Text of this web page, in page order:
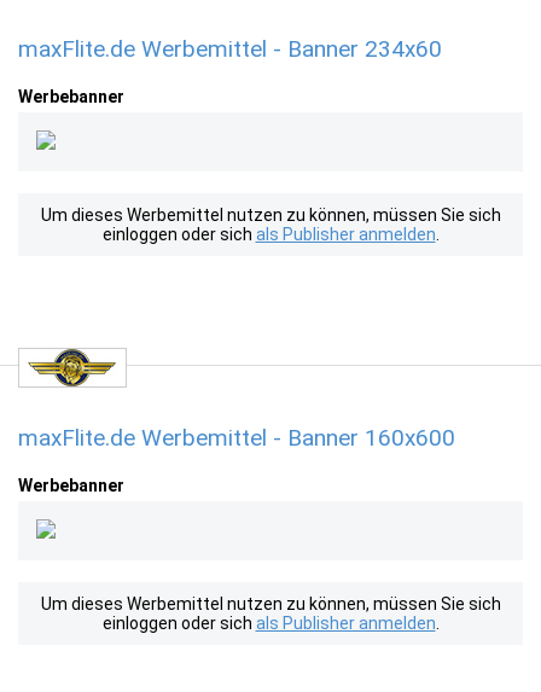
maxFlite.de Werbemittel - Banner 234x60
Werbebanner
Um dieses Werbemittel nutzen zu können, müssen Sie sich
einloggen oder sich als Publisher anmelden
maxFlite.de Werbemittel - Banner 160x600
Werbebanner
Um dieses Werbemittel nutzen zu können, müssen Sie sich
einloggen oder sich als Publisher anmelden